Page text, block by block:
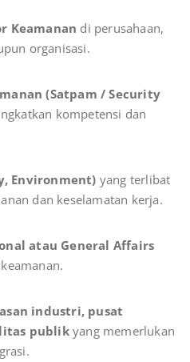
Keamanan di perusahaan,
organisasi.
(Satpam / Security
kompetensi dan
Environment) yang terlibat
dan keselamatan kerja.
atau General Affairs
industri, pusat
publikyang memerlukan